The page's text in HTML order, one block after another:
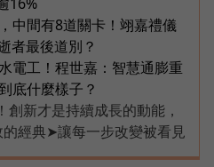
中間有8道關卡！翊嘉禮儀
者最後道別？
電工！程世嘉：智慧通膨重
底什麼樣子？
新才是持續成長的動能，
經典➤讓每一步改變被看見